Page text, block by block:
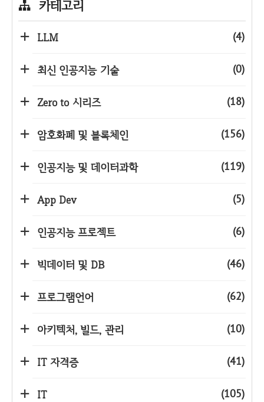
카테고리
LLM (4)
최신 인공지능 기술 (0)
Zero to 시리즈 (18)
암호화폐 및 블록체인 (156)
인공지능 및 데이터과학 (119)
App Dev (5)
인공지능 프로젝트 (6)
빅데이터 및 DB (46)
프로그램언어 (62)
아키텍처, 빌드, 관리 (10)
IT 자격증 (41)
IT (105)